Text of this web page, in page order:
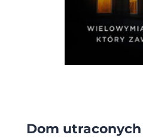
Dom utraconych